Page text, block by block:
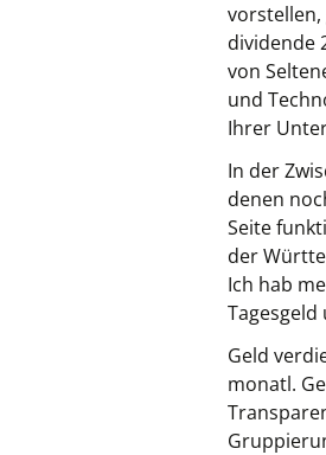
vorstellen,
dividende
von
und
Ihrer
In der
denen
Seite
der
Ich hab
Geld
monatl.